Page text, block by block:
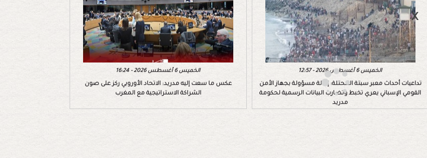
الخميس 6 أغسطس 2026 - 16:24
عكس ما سعت إليه مدريد: الاتحاد الأوروبي ركز على صون
الشراكة الاستراتيجية مع المغرب
الخميس 6 أغسطس 2026 - 12:57
تداعيات أحداث معبر سبتة المحتلة: إقالة مسؤولة بجهاز الأمن
القومي الإسباني يعري تخبط وتضارب البيانات الرسمية لحكومة
مدريد